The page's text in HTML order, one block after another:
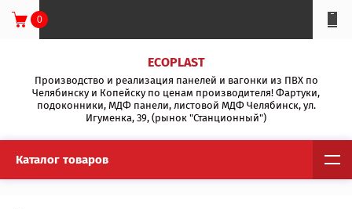
0
ECOPLAST
Производство и реализация панелей и вагонки из ПВХ по
Челябинску и Копейску по ценам производителя! Фартуки,
подоконники, МДФ панели, листовой МДФ Челябинск, ул.
Игуменка, 39, (рынок "Станционный")
Каталог товаров